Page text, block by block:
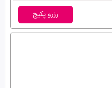
رزرو پکیج